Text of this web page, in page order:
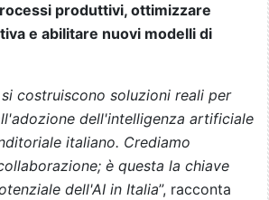
produttivi, ottimizzare
e abilitare nuovi modelli di
costruiscono soluzioni reali per
dell'intelligenza artificiale
italiano. Crediamo
è questa la chiave
dell'AI in Italia”, racconta